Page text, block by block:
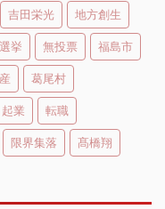
吉田栄光 地方創生
挙 無投票 福島市
葛尾村
起業 転職
限界集落 髙橋翔